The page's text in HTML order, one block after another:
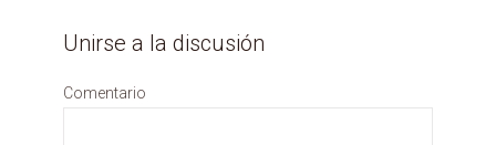
Unirse a la discusión
Comentario